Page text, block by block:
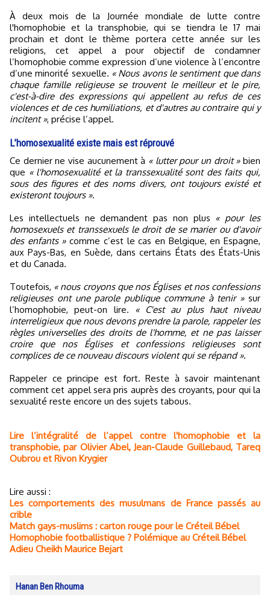
À deux mois de la Journée mondiale de lutte contre
l'homophobie et la transphobie, qui se tiendra le 17 mai
prochain et dont le thème portera cette année sur les
religions, cet appel a pour objectif de condamner
l’homophobie comme expression d’une violence à l’encontre
d’une minorité sexuelle. « Nous avons le sentiment que dans
chaque famille religieuse se trouvent le meilleur et le pire,
c'est-à-dire des expressions qui appellent au refus de ces
violences et de ces humiliations, et d'autres au contraire qui y
incitent », précise l’appel.
L’homosexualité existe mais est réprouvé
Ce dernier ne vise aucunement à « lutter pour un droit »bien
que « l'homosexualité et la transsexualité sont des faits qui,
sous des figures et des noms divers, ont toujours existé et
existeront toujours ».
Les intellectuels ne demandent pas non plus « pour les
homosexuels et transsexuels le droit de se marier ou d'avoir
des enfants »comme c’est le cas en Belgique, en Espagne,
aux Pays-Bas, en Suède, dans certains États des États-Unis
et du Canada.
Toutefois, « nous croyons que nos Églises et nos confessions
religieuses ont une parole publique commune à tenir »sur
l’homophobie, peut-on lire.
« C'est au plus haut niveau
interreligieux que nous devons prendre la parole, rappeler les
règles universelles des droits de l'homme, et ne pas laisser
croire que nos Églises et confessions religieuses sont
complices de ce nouveau discours violent qui se répand ».
Rappeler ce principe est fort. Reste à savoir maintenant
comment cet appel sera pris auprès des croyants, pour qui la
sexualité reste encore un des sujets tabous.
Lire l’intégralité de l’appel contre l'homophobie et la
transphobie, par Olivier Abel, Jean-Claude Guillebaud, Tareq
Oubrou et Rivon Krygier
Lire aussi :
Les comportements des musulmans de France passés au
crible
Match gays-muslims : carton rouge pour le Créteil Bébel
Homophobie footballistique ? Polémique au Créteil Bébel
Adieu Cheikh Maurice Bejart
Hanan Ben Rhouma